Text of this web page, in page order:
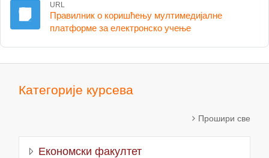
URL
Правилник о коришћењу мултимедијалне
платформе за електронско учењеURL адреса
Категорије курсева
Прошири све
Економски факултет